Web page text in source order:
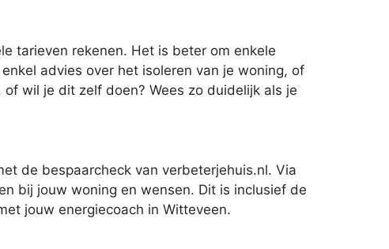
tarieven rekenen. Het is beter om enkele
advies over het isoleren van je woning, of
wil je dit zelf doen? Wees zo duidelijk als je
de bespaarcheck van verbeterjehuis.nl. Via
bij jouw woning en wensen. Dit is inclusief de
jouw energiecoach in Witteveen.